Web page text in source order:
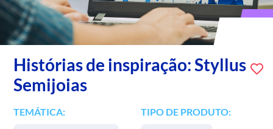
Histórias de inspiração: Styllus
Semijoias
TEMÁTICA: TIPO DE PRODUTO: